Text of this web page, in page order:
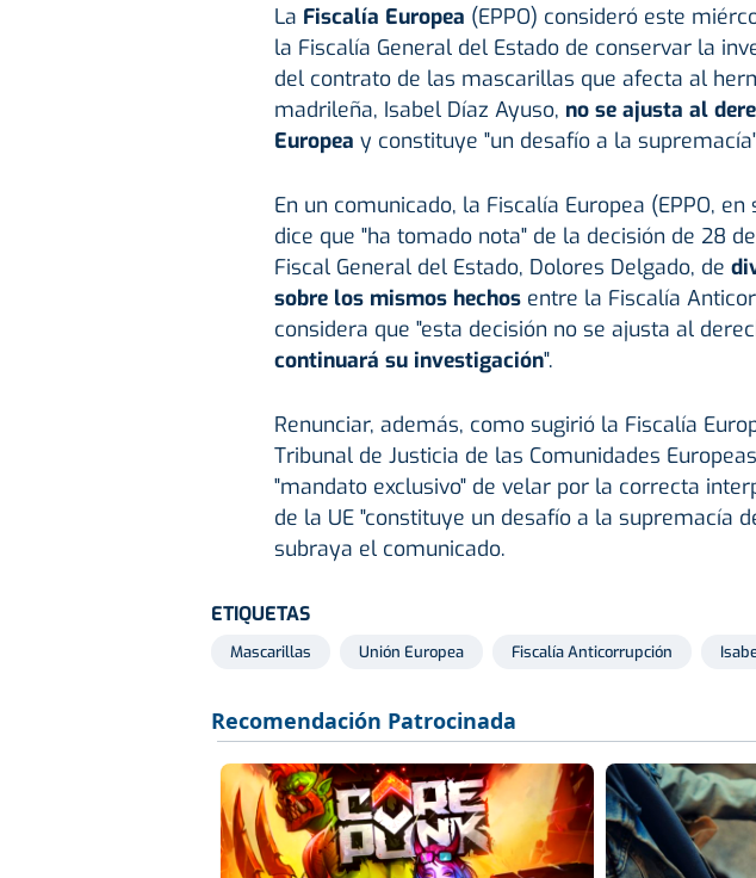
La Fiscalía Europea (EPPO) consideró este
la Fiscalía General del Estado de conservar la
del contrato de las mascarillas que afecta al
madrileña, Isabel Díaz Ayuso, no se ajusta al
Europea y constituye "un desafío a la
En un comunicado, la Fiscalía Europea (EPPO,
dice que "ha tomado nota" de la decisión de 28
Fiscal General del Estado, Dolores Delgado, de
sobre los mismos hechosentre la Fiscalía
considera que "esta decisión no se ajusta al
continuará su investigación".
Renunciar, además, como sugirió la Fiscalía
Tribunal de Justicia de las Comunidades
"mandato exclusivo" de velar por la correcta
de la UE "constituye un desafío a la supremacía
subraya el comunicado.
ETIQUETAS
Mascarillas Unión Europea Fiscalía Anticorrupción